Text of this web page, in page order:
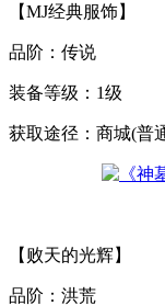
【MJ经典服饰】
品阶：传说
装备等级：1级
获取途径：商城(普
【败天的光辉】
品阶：洪荒